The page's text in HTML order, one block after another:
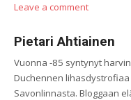
Leave a comment
Pietari Ahtiainen
Vuonna -85 syntynyt
Duchennen
Savonlinnasta. Bloggaan